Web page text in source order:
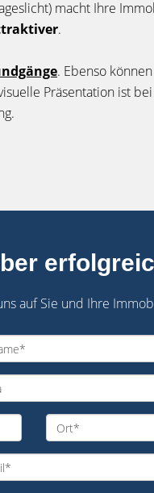
macht Ihre
.
. Ebenso
Präsentation ist
auf Sie und Ihre